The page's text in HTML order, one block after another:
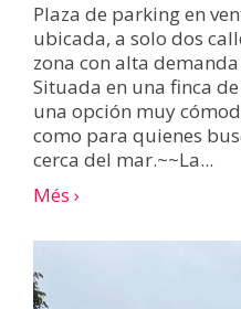
Plaza de parking en
ubicada, a solo dos
zona con alta
Situada en una finca
una opción muy
como para quienes
cerca del mar.~~La...
Més ›